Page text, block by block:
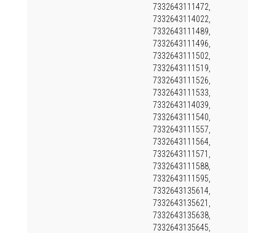
7332643111472,
7332643114022,
7332643111489,
7332643111496,
7332643111502,
7332643111519,
7332643111526,
7332643111533,
7332643114039,
7332643111540,
7332643111557,
7332643111564,
7332643111571,
7332643111588,
7332643111595,
7332643135614,
7332643135621,
7332643135638,
7332643135645,